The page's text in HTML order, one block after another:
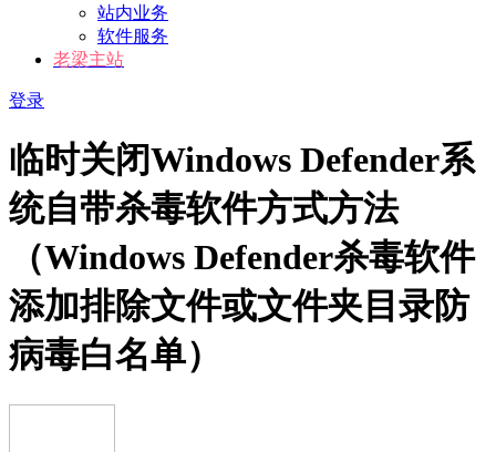
站内业务
软件服务
老梁主站
登录
临时关闭Windows Defender系
统自带杀毒软件方式方法
（Windows Defender杀毒软件
添加排除文件或文件夹目录防
病毒白名单）